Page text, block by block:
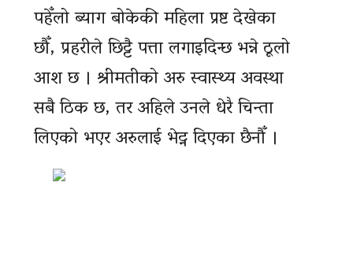
पहेँलो ब्याग बोकेकी महिला प्रष्ट देखेका
छौँ, प्रहरीले छिट्टै पत्ता लगाइदिन्छ भन्ने ठूलो
आश छ । श्रीमतीको अरु स्वास्थ्य अवस्था
सबै ठिक छ, तर अहिले उनले धेरै चिन्ता
लिएको भएर अरुलाई भेट्न दिएका छैनौँ ।